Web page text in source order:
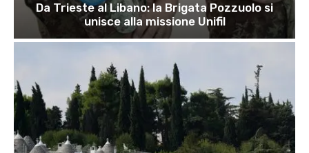
Da Trieste al Libano: la Brigata Pozzuolo si
unisce alla missione Unifil